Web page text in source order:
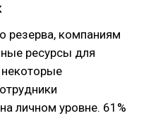
резерва, компаниям
ресурсы для
некоторые
личном уровне. 61%